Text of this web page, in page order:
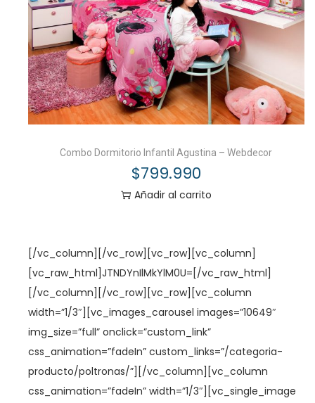
Combo Dormitorio Infantil Agustina – Webdecor
$799.990
Añadir al carrito
[/vc_column][/vc_row][vc_row][vc_column]
[vc_raw_html]JTNDYnIlMkYlM0U=[/vc_raw_html]
[/vc_column][/vc_row][vc_row][vc_column
width=”1/3″][vc_images_carousel images=”10649″
img_size=”full” onclick=”custom_link”
css_animation=”fadeIn” custom_links=”/categoria-
producto/poltronas/”][/vc_column][vc_column
css_animation=”fadeIn” width=”1/3″][vc_single_image